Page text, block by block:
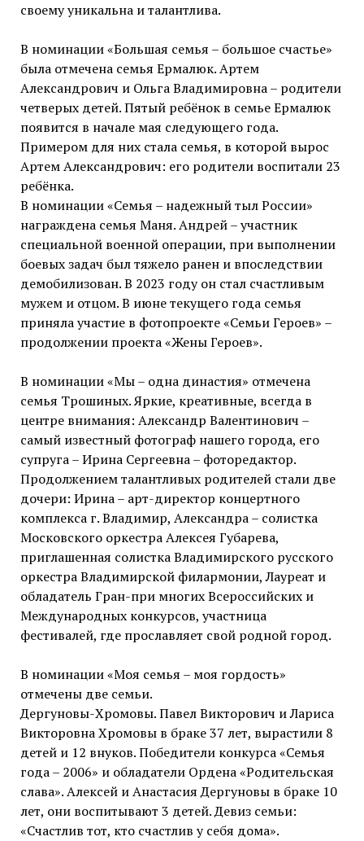
своему уникальна и талантлива.
В номинации «Большая семья – большое счастье»
была отмечена семья Ермалюк. Артем
Александрович и Ольга Владимировна – родители
четверых детей. Пятый ребёнок в семье Ермалюк
появится в начале мая следующего года.
Примером для них стала семья, в которой вырос
Артем Александрович: его родители воспитали 23
ребёнка.
В номинации «Семья – надежный тыл России»
награждена семья Маня. Андрей – участник
специальной военной операции, при выполнении
боевых задач был тяжело ранен и впоследствии
демобилизован. В 2023 году он стал счастливым
мужем и отцом. В июне текущего года семья
приняла участие в фотопроекте «Семьи Героев» –
продолжении проекта «Жены Героев».
В номинации «Мы – одна династия» отмечена
семья Трошиных. Яркие, креативные, всегда в
центре внимания: Александр Валентинович –
самый известный фотограф нашего города, его
супруга – Ирина Сергеевна – фоторедактор.
Продолжением талантливых родителей стали две
дочери: Ирина – арт-директор концертного
комплекса г. Владимир, Александра – солистка
Московского оркестра Алексея Губарева,
приглашенная солистка Владимирского русского
оркестра Владимирской филармонии, Лауреат и
обладатель Гран-при многих Всероссийских и
Международных конкурсов, участница
фестивалей, где прославляет свой родной город.
В номинации «Моя семья – моя гордость»
отмечены две семьи.
Дергуновы-Хромовы. Павел Викторович и Лариса
Викторовна Хромовы в браке 37 лет, вырастили 8
детей и 12 внуков. Победители конкурса «Семья
года – 2006» и обладатели Ордена «Родительская
слава». Алексей и Анастасия Дергуновы в браке 10
лет, они воспитывают 3 детей. Девиз семьи:
«Счастлив тот, кто счастлив у себя дома».